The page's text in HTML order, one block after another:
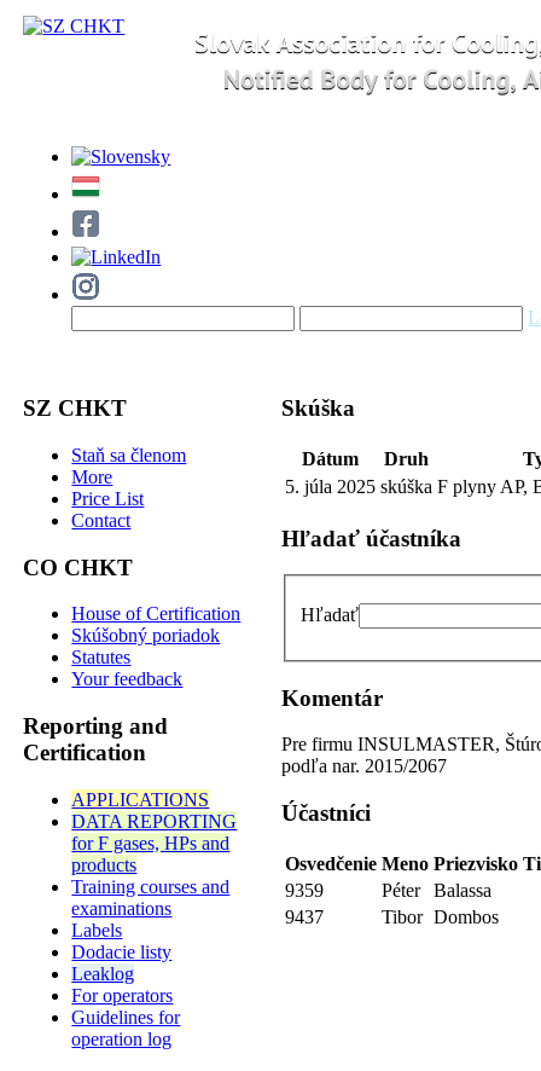
SZ CHKT
Staň sa členom
More
Price List
Contact
CO CHKT
House of Certification
Skúšobný poriadok
Statutes
Your feedback
Reporting and
Certification
APPLICATIONS
DATA REPORTING
for F gases, HPs and
products
Training courses and
examinations
Labels
Dodacie listy
Leaklog
For operators
Guidelines for
operation log
Skúška
Dátum Druh
5. júla 2025 skúška F plyny AP,
Hľadať účastníka
Hľadať
Komentár
Pre firmu INSULMASTER,
podľa nar. 2015/2067
Účastníci
Osvedčenie Meno Priezvisko
9359
Péter
Balassa
9437
Tibor Dombos